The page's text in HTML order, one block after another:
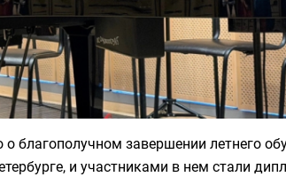
благополучном завершении летнего
и участниками в нем стали